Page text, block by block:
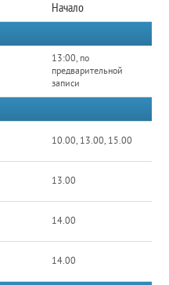
Начало
13:00, по
предварительной
записи
10.00, 13.00, 15.00
13.00
14.00
14.00